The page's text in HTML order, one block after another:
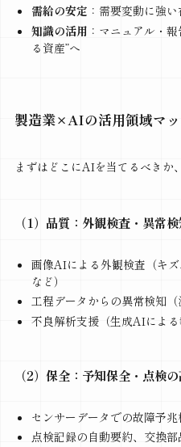
需給の安定 ：需要変動に強
知識の活用 ：マニュアル・
る資産”へ
製造業×AIの活用領域マ
まずはどこにAIを当てるべきか
（1）品質：外観検査・異常
画像AIによる外観検査（キ
など）
工程データからの異常検知（
不良解析支援（生成AIによる
（2）保全：予知保全・点検
センサーデータでの故障予兆
点検記録の自動要約、交換部